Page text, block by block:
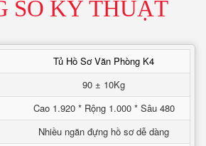
SỐ KỸ THUẬT
Tủ Hồ Sơ Văn Phòng K4
90 ± 10Kg
Cao 1.920 * Rộng 1.000 * Sâu 480
Nhiều ngăn đựng hồ sơ dễ dàng